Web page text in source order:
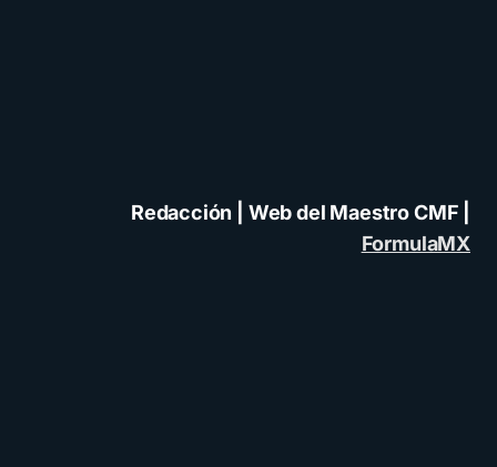
Redacción | Web del Maestro CMF |
FormulaMX